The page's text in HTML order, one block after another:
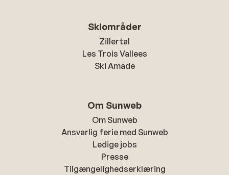
Skiområder
Zillertal
Les Trois Vallees
Ski Amade
Om Sunweb
Om Sunweb
Ansvarlig ferie med Sunweb
Ledige jobs
Presse
Tilgængelighedserklæring